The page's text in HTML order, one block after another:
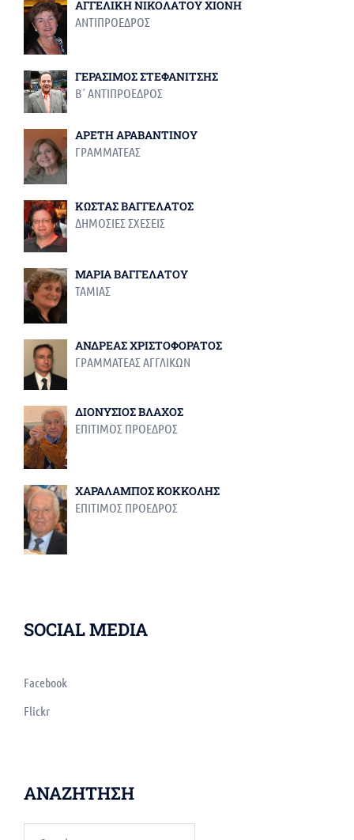
ΑΓΓΕΛΙΚΗ ΝΙΚΟΛΑΤΟΥ ΧΙΟΝΗ
ΑΝΤΙΠΡΟΕΔΡΟΣ
ΓΕΡΑΣΙΜΟΣ ΣΤΕΦΑΝΙΤΣΗΣ
Β΄ ΑΝΤΙΠΡΟΕΔΡΟΣ
ΑΡΕΤΗ ΑΡΑΒΑΝΤΙΝΟΥ
ΓΡΑΜΜΑΤΕΑΣ
ΚΩΣΤΑΣ ΒΑΓΓΕΛΑΤΟΣ
ΔΗΜΟΣΙΕΣ ΣΧΕΣΕΙΣ
ΜΑΡΙΑ ΒΑΓΓΕΛΑΤΟΥ
ΤΑΜΙΑΣ
ΑΝΔΡΕΑΣ ΧΡΙΣΤΟΦΟΡΑΤΟΣ
ΓΡΑΜΜΑΤΕΑΣ ΑΓΓΛΙΚΩΝ
ΔΙΟΝΥΣΙΟΣ ΒΛΑΧΟΣ
ΕΠΙΤΙΜΟΣ ΠΡΟΕΔΡΟΣ
ΧΑΡΑΛΑΜΠΟΣ ΚΟΚΚΟΛΗΣ
ΕΠΙΤΙΜΟΣ ΠΡΟΕΔΡΟΣ
SOCIAL MEDIA
Facebook
Flickr
ΑΝΑΖΗΤΗΣΗ